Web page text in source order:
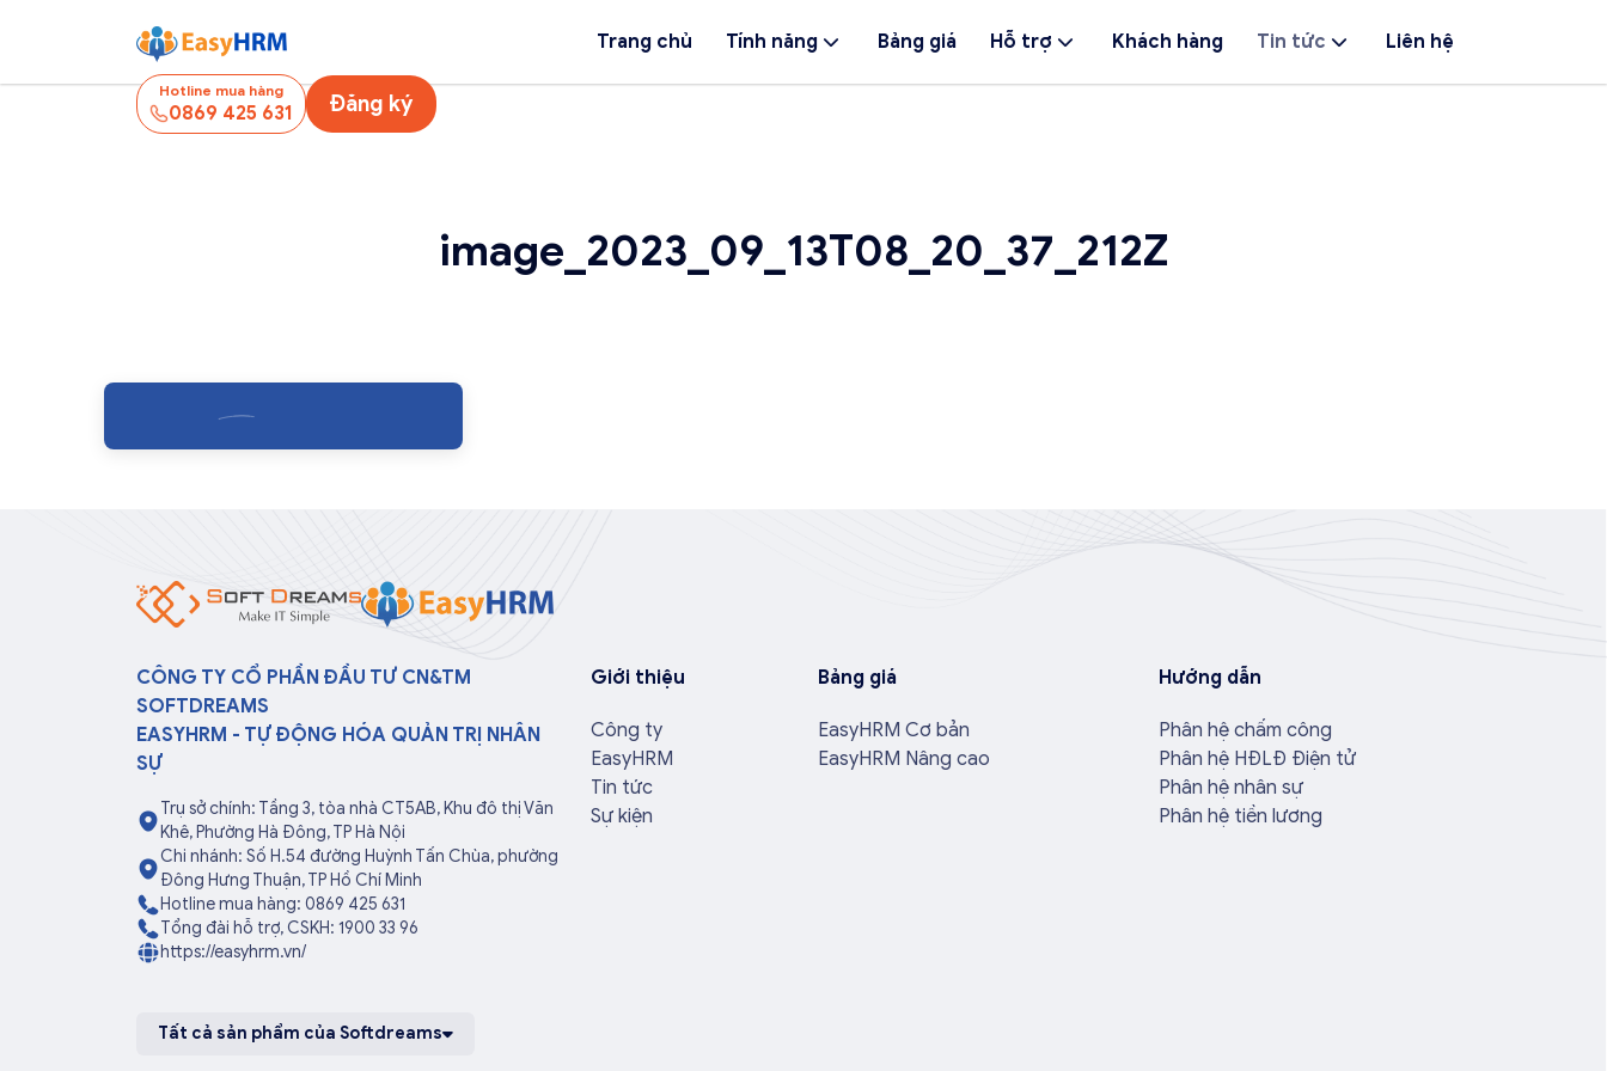
Trang chủ Tính năng Bảng giá Hỗ trợ Khách hàng Tin tức Liên hệ
Hotline mua hàng
0869 425 631 Đăng ký
image_2023_09_13T08_20_37_212Z
CÔNG TY CỔ PHẦN ĐẦU TƯ CN&TM
SOFTDREAMS
EASYHRM - TỰ ĐỘNG HÓA QUẢN TRỊ NHÂN
SỰ
Trụ sở chính: Tầng 3, tòa nhà CT5AB, Khu đô thị Văn
Khê, Phường Hà Đông, TP Hà Nội
Chi nhánh: Số H.54 đường Huỳnh Tấn Chùa, phường
Đông Hưng Thuận, TP Hồ Chí Minh
Hotline mua hàng: 0869 425 631
Tổng đài hỗ trợ, CSKH: 1900 33 96
https://easyhrm.vn/
Giới thiệu
Công ty
EasyHRM
Tin tức
Sự kiện
Bảng giá
EasyHRM Cơ bản
EasyHRM Nâng cao
Hướng dẫn
Phân hệ chấm công
Phân hệ HĐLĐ Điện tử
Phân hệ nhân sự
Phân hệ tiền lương
Tất cả sản phẩm của Softdreams